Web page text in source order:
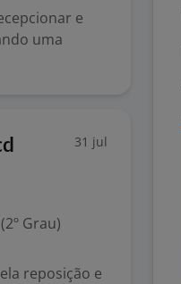
e
uma
31 jul
Grau)
reposição e